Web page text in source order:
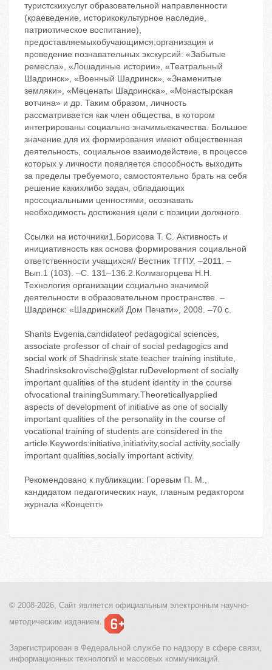
туристскихуслуг образовательной направленности
(краеведение, историкокультурное наследие,
патриотическое воспитание),
предоставляемыхобучающимся;организация и
проведение познавательных экскурсий: «Забытые
ремесла», «Лошадиные истории», «Театральный
Шадринск», «Военный Шадринск», «Знаменитые
земляки», «Меценаты Шадринска», «Монастырская
вотчина» и др. Таким образом, личность
рассматривается как член общества, в котором
интегрированы социально значимыекачества. Большое
значение для их формирования имеют общественная
деятельность, социальное взаимодействие, в процессе
которых у личности появляется способность выходить
за пределы требуемого, самостоятельно брать на себя
решение какихлибо задач, обладающих
просоциальными ценностями, осознавать
необходимость достижения цели с позиции должного.
Ссылки на источники1.Борисова Т. С. Активность и
инициативность как основа формирования социальной
ответственности учащихся// Вестник ТГПУ. –2011. –
Вып.1 (103). –С. 131–136.2.Колмагорцева Н.Н.
Технология организации социально значимой
деятельности в образовательном пространстве. –
Шадринск: «Шадринский Дом Печати», 2008. –70 с.
Shants Evgenia,candidateof pedagogical sciences,
associate professor of chair of social pedagogics and
social work of Shadrinsk state teacher training institute,
Shadrinsksokrovische@glstar.ruDevelopment of socially
important qualities of the student identity in the course
ofvocational trainingSummary.Theoreticallyapplied
aspects of development of initiative as one of socially
important qualities of the personality in the course of
vocational training of students are considered in the
article.Keywords:initiative,initiativity,social activity,socially
important qualities,socially important activity.
Рекомендовано к публикации: Горевым П. М.,
кандидатом педагогических наук, главным редактором
журнала «Концепт»
© 2008-2026, Сайт является официальным электронным научно-
методическим изданием.
Зарегистрирован в Федеральной службе по надзору в сфере связи,
информационных технологий и массовых коммуникаций.